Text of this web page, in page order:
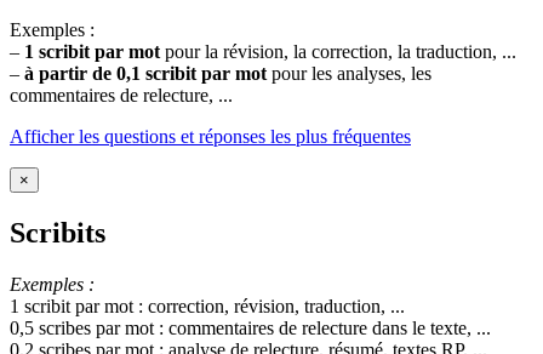
Exemples :
– 1 scribit par mot pour la révision, la correction, la traduction, ...
– à partir de 0,1 scribit par mot pour les analyses, les
commentaires de relecture, ...
Afficher les questions et réponses les plus fréquentes
×
Scribits
Exemples :
1 scribit par mot : correction, révision, traduction, ...
0,5 scribes par mot : commentaires de relecture dans le texte, ...